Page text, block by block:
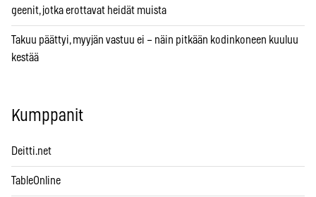
geenit, jotka erottavat heidät muista
Takuu päättyi, myyjän vastuu ei – näin pitkään kodinkoneen kuuluu
kestää
Kumppanit
Deitti.net
TableOnline